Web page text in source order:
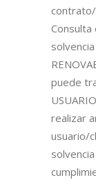
puede
realizar
usuario/